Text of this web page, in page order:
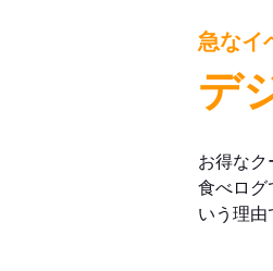
急なイ
デ
お得なク
食べログ
いう理由